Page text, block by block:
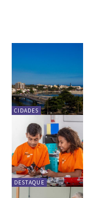
CIDADES
DESTAQUE